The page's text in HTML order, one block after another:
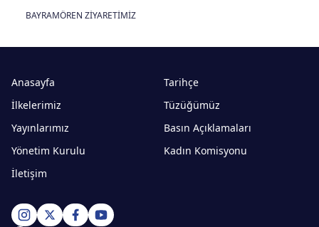
BAYRAMÖREN ZİYARETİMİZ
Anasayfa
Tarihçe
İlkelerimiz
Tüzüğümüz
Yayınlarımız
Basın Açıklamaları
Yönetim Kurulu
Kadın Komisyonu
İletişim